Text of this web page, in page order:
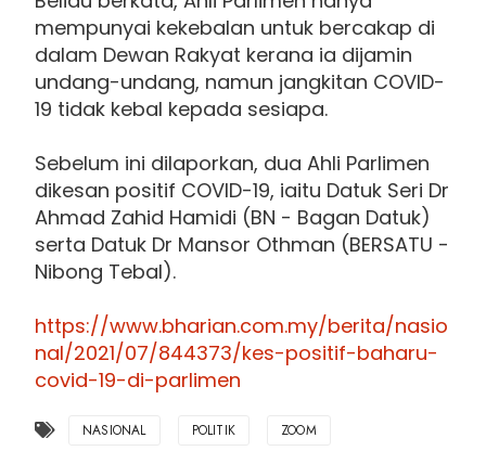
mempunyai kekebalan untuk bercakap di
dalam Dewan Rakyat kerana ia dijamin
undang-undang, namun jangkitan COVID-
19 tidak kebal kepada sesiapa.
Sebelum ini dilaporkan, dua Ahli Parlimen
dikesan positif COVID-19, iaitu Datuk Seri Dr
Ahmad Zahid Hamidi (BN - Bagan Datuk)
serta Datuk Dr Mansor Othman (BERSATU -
Nibong Tebal).
https://www.bharian.com.my/berita/nasio
nal/2021/07/844373/kes-positif-baharu-
covid-19-di-parlimen
NASIONAL POLITIK ZOOM